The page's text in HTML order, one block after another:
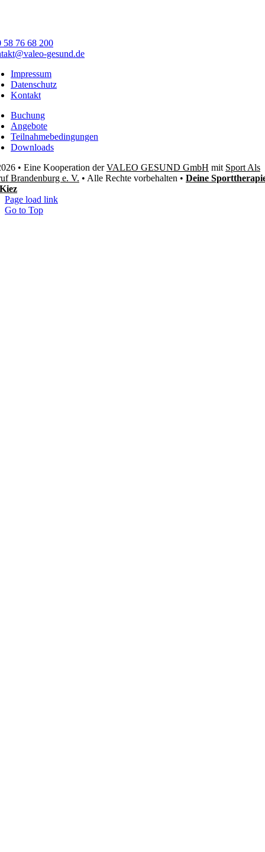
58 76 68 200
gesund.de
Impressum
Datenschutz
Kontakt
Buchung
Angebote
Teilnahmebedingungen
Downloads
• Eine Kooperation derVALEO GESUND GmbH mit Sport Als
Brandenburg e. V. • Alle Rechte vorbehalten • Deine
Page load link
Go to Top